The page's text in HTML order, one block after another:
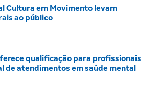
Cultura em Movimento levam
ao público
qualificação para profissionais
de atendimentos em saúde mental